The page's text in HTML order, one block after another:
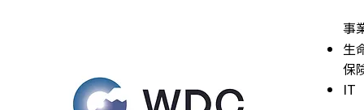
事
生
保
IT